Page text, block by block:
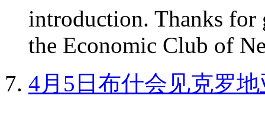
introduction. Thanks for
the Economic Club of
4月5日布什会见克罗